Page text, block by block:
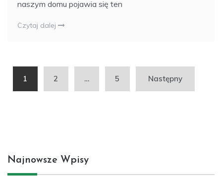
naszym domu pojawia się ten
Czytaj dalej
Nawigacja
po
1 2 … 5 Następny
Najnowsze Wpisy